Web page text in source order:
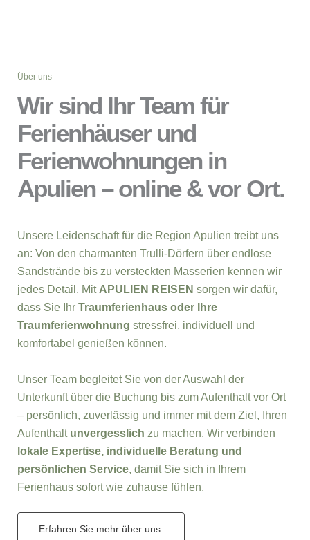
Über uns
Wir sind Ihr Team für
Ferienhäuser und
Ferienwohnungen in
Apulien – online & vor Ort.
Unsere Leidenschaft für die Region Apulien treibt uns
an: Von den charmanten Trulli-Dörfern über endlose
Sandstrände bis zu versteckten Masserien kennen wir
jedes Detail. Mit APULIEN REISEN sorgen wir dafür,
dass Sie Ihr Traumferienhaus oder Ihre
Traumferienwohnung stressfrei, individuell und
komfortabel genießen können.
Unser Team begleitet Sie von der Auswahl der
Unterkunft über die Buchung bis zum Aufenthalt vor Ort
– persönlich, zuverlässig und immer mit dem Ziel, Ihren
Aufenthalt unvergesslich zu machen. Wir verbinden
lokale Expertise, individuelle Beratung und
persönlichen Service, damit Sie sich in Ihrem
Ferienhaus sofort wie zuhause fühlen.
Erfahren Sie mehr über uns.